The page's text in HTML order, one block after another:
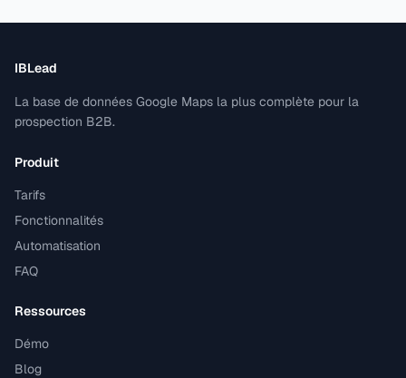
IBLead
La base de données Google Maps la plus complète pour la
prospection B2B.
Produit
Tarifs
Fonctionnalités
Automatisation
FAQ
Ressources
Démo
Blog